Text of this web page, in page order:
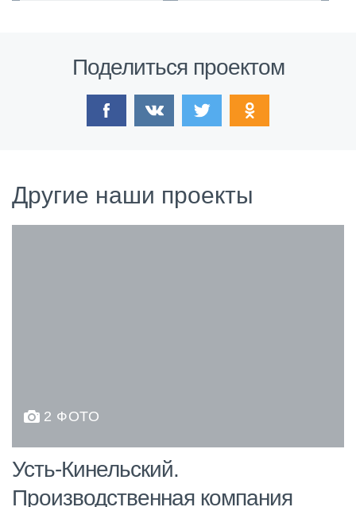
Поделиться проектом
Другие наши проекты
2 ФОТО
Усть-Кинельский.
Производственная компания